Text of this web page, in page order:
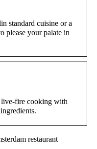
standard cuisine or a
please your palate in
fire cooking with
restaurant